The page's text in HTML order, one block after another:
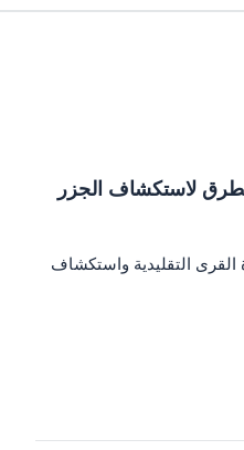
لاستكشاف الجزر
القرى التقليدية واستكشاف